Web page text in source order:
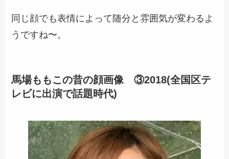
同じ顔でも表情によって随分と雰囲気が変わるよ
うですね〜。
馬場ももこの昔の顔画像 ③2018(全国区テ
レビに出演で話題時代)